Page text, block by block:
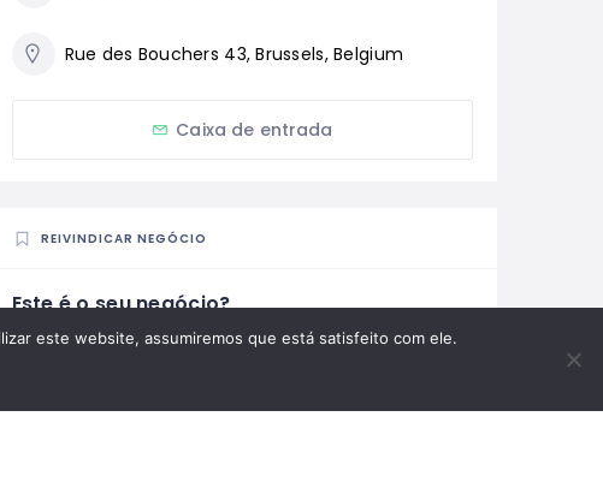
Rue des Bouchers 43, Brussels, Belgium
Caixa de entrada
REIVINDICAR NEGÓCIO
Este é o seu negócio?
Aumente a visibilidade do seu negócio no Mundo
este website, assumiremos que está satisfeito com ele.